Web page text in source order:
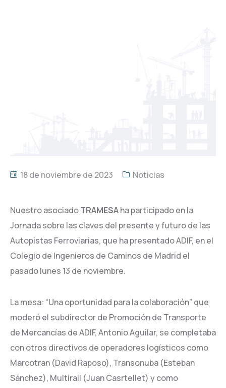
18 de noviembre de 2023 Noticias
Nuestro asociadoTRAMESAha participado en la
Jornada sobre las claves del presente y futuro de las
Autopistas Ferroviarias, que ha presentado ADIF, en el
Colegio de Ingenieros de Caminos de Madrid el
pasado lunes 13 de noviembre.
La mesa: “Una oportunidad para la colaboración” que
moderó el subdirector de Promoción de Transporte
de Mercancías de ADIF, Antonio Aguilar, se completaba
con otros directivos de operadores logísticos como
Marcotran (David Raposo), Transonuba (Esteban
Sánchez), Multirail (Juan Casrtellet) y como